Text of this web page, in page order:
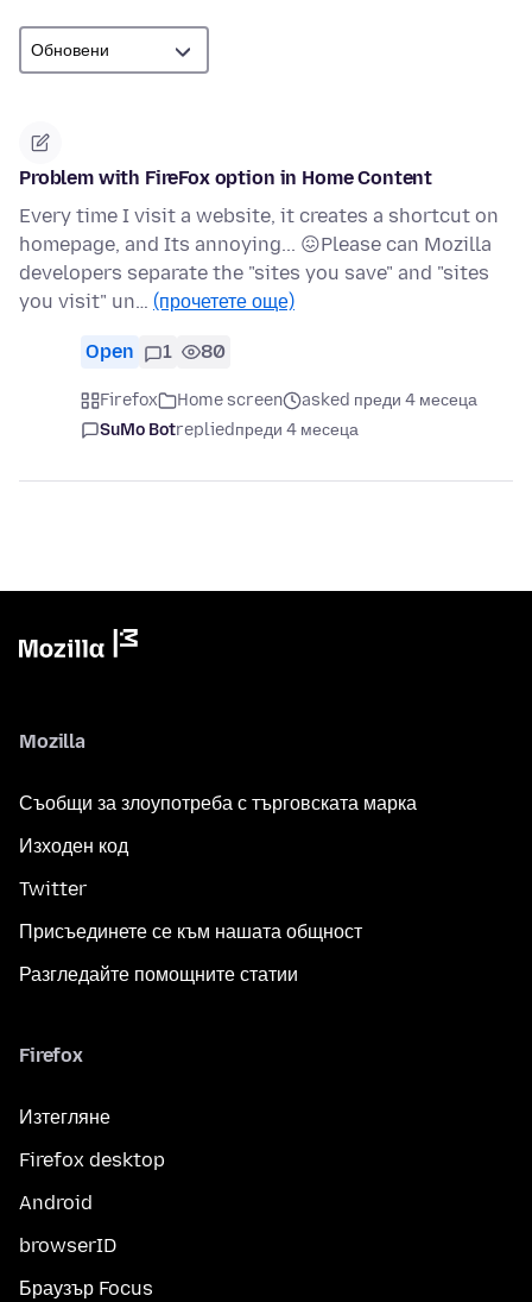
Problem with FireFox option in Home Content
Every time I visit a website, it creates a shortcut on
homepage, and Its annoying... 😖Please can Mozilla
developers separate the "sites you save" and "sites
you visit" un… (прочетете още)
Open 1 80
Firefox Home screen
asked преди 4 месеца
SuMo Botrepliedпреди 4 месеца
Mozilla
Съобщи за злоупотреба с търговската марка
Изходен код
Twitter
Присъединете се към нашата общност
Разгледайте помощните статии
Firefox
Изтегляне
Firefox desktop
Android
browserID
Браузър Focus